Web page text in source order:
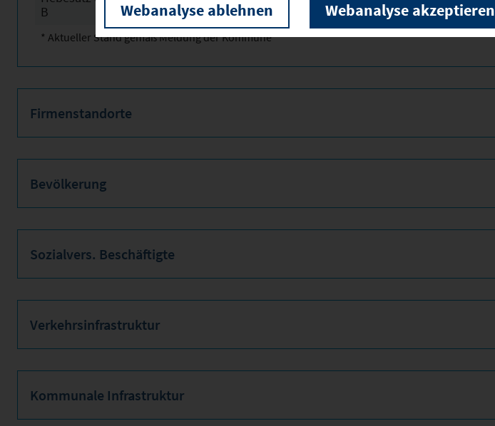
B
* Aktueller Stand gemäß Meldung der Kommune
Firmenstandorte
Bevölkerung
Sozialvers. Beschäftigte
Verkehrsinfrastruktur
Kommunale Infrastruktur
Webanalyse ablehnen Webanalyse akzeptieren